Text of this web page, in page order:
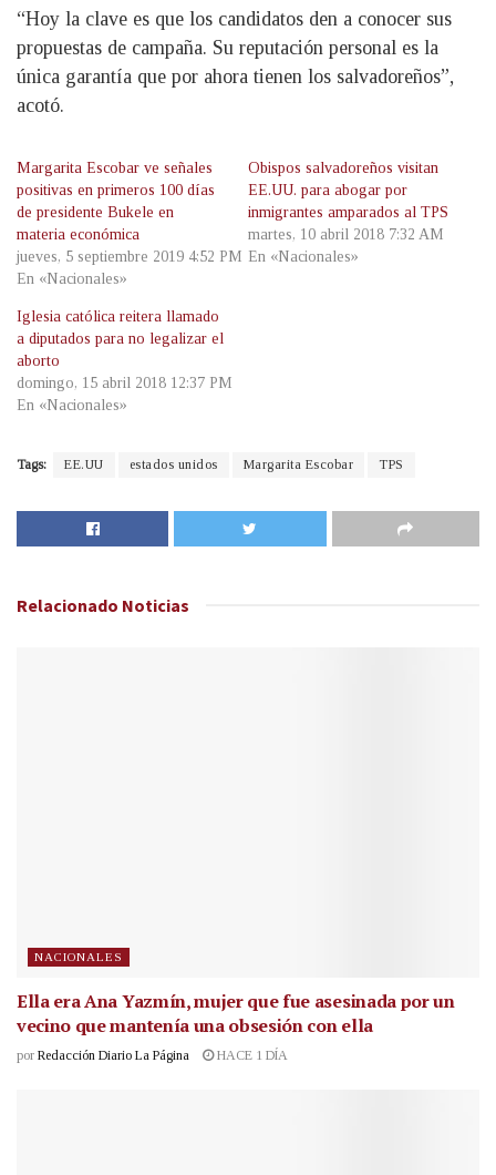
“Hoy la clave es que los candidatos den a conocer sus
propuestas de campaña. Su reputación personal es la
única garantía que por ahora tienen los salvadoreños”,
acotó.
Margarita Escobar ve señales
positivas en primeros 100 días
de presidente Bukele en
materia económica
jueves, 5 septiembre 2019 4:52 PM
En «Nacionales»
Obispos salvadoreños visitan
EE.UU. para abogar por
inmigrantes amparados al TPS
martes, 10 abril 2018 7:32 AM
En «Nacionales»
Iglesia católica reitera llamado
a diputados para no legalizar el
aborto
domingo, 15 abril 2018 12:37 PM
En «Nacionales»
Tags: EE.UU estados unidos Margarita Escobar TPS
Relacionado Noticias
NACIONALES
Ella era Ana Yazmín, mujer que fue asesinada por un
vecino que mantenía una obsesión con ella
por Redacción Diario La Página HACE 1 DÍA